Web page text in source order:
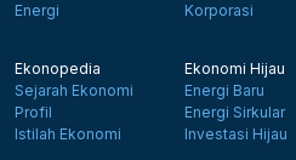
Energi
Korporasi
Ekonopedia
Sejarah Ekonomi
Profil
Istilah Ekonomi
Ekonomi Hijau
Energi Baru
Energi Sirkular
Investasi Hijau